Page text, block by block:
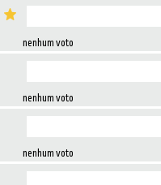
nenhum voto
nenhum voto
nenhum voto